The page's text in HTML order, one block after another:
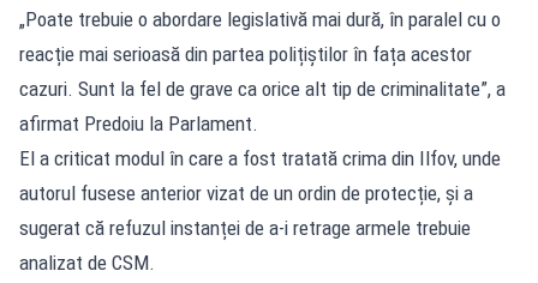
„Poate trebuie o abordare legislativă mai dură, în paralel cu o
reacție mai serioasă din partea polițiștilor în fața acestor
cazuri. Sunt la fel de grave ca orice alt tip de criminalitate”, a
afirmat Predoiu la Parlament.
El a criticat modul în care a fost tratată crima din Ilfov, unde
autorul fusese anterior vizat de un ordin de protecție, și a
sugerat că refuzul instanței de a-i retrage armele trebuie
analizat de CSM.